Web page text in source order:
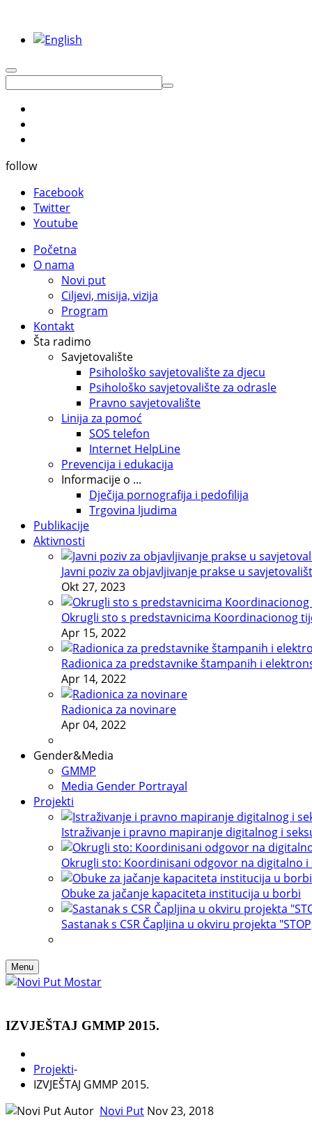
follow
Facebook
Twitter
Youtube
Početna
O nama
Novi put
Ciljevi, misija, vizija
Program
Kontakt
Šta radimo
Savjetovalište
Psihološko savjetovalište za djecu
Psihološko savjetovalište za odrasle
Pravno savjetovalište
Linija za pomoć
SOS telefon
Internet HelpLine
Prevencija i edukacija
Informacije o ...
Dječija pornografija i pedofilija
Trgovina ljudima
Publikacije
Aktivnosti
Javni poziv za objavljivanje prakse u
Okt 27, 2023
Okrugli sto s predstavnicima Koordinacionog
Apr 15, 2022
Radionica za predstavnike štampanih i
Apr 14, 2022
Radionica za novinare
Apr 04, 2022
Gender&Media
GMMP
Media Gender Portrayal
Projekti
Istraživanje i pravno mapiranje digitalnog i
Okrugli sto: Koordinisani odgovor na digitalno i
Obuke za jačanje kapaciteta institucija u borbi
Sastanak s CSR Čapljina u okviru projekta "STOP
Menu
IZVJEŠTAJ GMMP 2015.
Projekti-
IZVJEŠTAJ GMMP 2015.
Autor Novi Put Nov 23, 2018